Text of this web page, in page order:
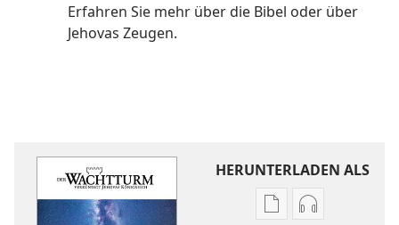
Erfahren Sie mehr über die Bibel oder über
Jehovas Zeugen.
HERUNTERLADEN ALS